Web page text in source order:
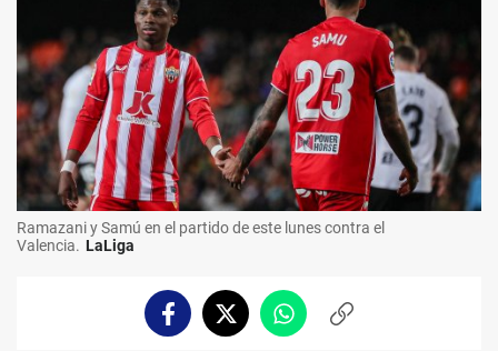
Ramazani y Samú en el partido de este lunes contra el
Valencia. LaLiga
FacebookTwitterWhatsappCopiar